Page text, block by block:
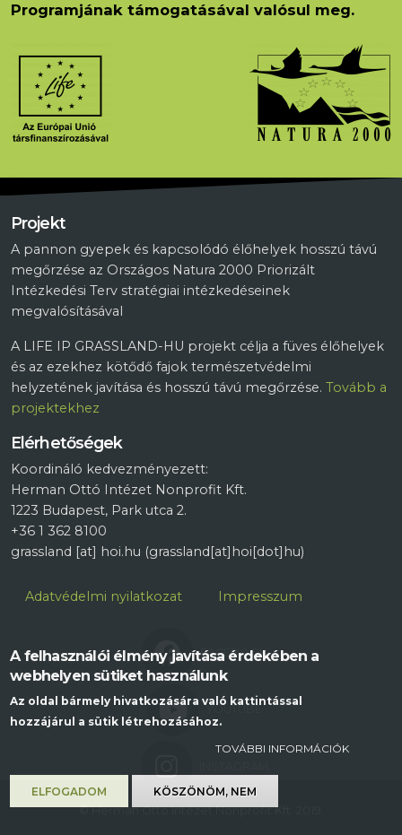
Programjának támogatásával valósul meg.
Projekt
A pannon gyepek és kapcsolódó élőhelyek hosszú távú
megőrzése az Országos Natura 2000 Priorizált
Intézkedési Terv stratégiai intézkedéseinek
megvalósításával
A LIFE IP GRASSLAND-HU projekt célja a füves élőhelyek
és az ezekhez kötődő fajok természetvédelmi
helyzetének javítása és hosszú távú megőrzése. Tovább a
projektekhez
Elérhetőségek
Koordináló kedvezményezett:
Herman Ottó Intézet Nonprofit Kft.
1223 Budapest, Park utca 2.
+36 1 362 8100
grassland [at] hoi.hu (grassland[at]hoi[dot]hu)
Lábléc
Adatvédelmi nyilatkozat Impresszum
FACEBOOK
YOUTUBE
© Herman Ottó Intézet Nonprofit Kft. 2019.
A felhasználói élmény javítása érdekében a
webhelyen sütiket használunk
Az oldal bármely hivatkozására való kattintással
hozzájárul a sütik létrehozásához.
TOVÁBBI INFORMÁCIÓK
ELFOGADOM KÖSZÖNÖM, NEM